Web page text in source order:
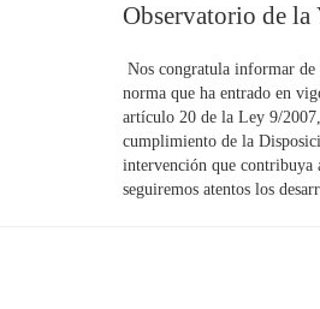
Observatorio de
Nos congratula informar
norma que ha entrado en
artículo 20 de la Ley 9/
cumplimiento de la
intervención que contribuya
seguiremos atentos los